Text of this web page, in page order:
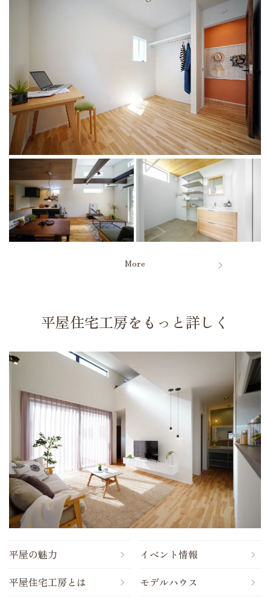
More
平屋住宅工房をもっと詳しく
平屋の魅力
平屋住宅工房とは
イベント情報
モデルハウス